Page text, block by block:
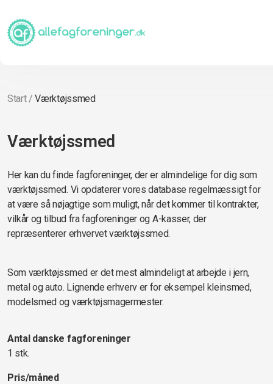
Start/Værktøjssmed
Værktøjssmed
Her kan du finde fagforeninger, der er almindelige for dig som
værktøjssmed. Vi opdaterer vores database regelmæssigt for
at være så nøjagtige som muligt, når det kommer til kontrakter,
vilkår og tilbud fra fagforeninger og A-kasser, der
repræsenterer erhvervet værktøjssmed.
Som værktøjssmed er det mest almindeligt at arbejde i jern,
metal og auto. Lignende erhverv er for eksempel kleinsmed,
modelsmed og værktøjsmagermester.
Antal danske fagforeninger
1 stk.
Pris/måned